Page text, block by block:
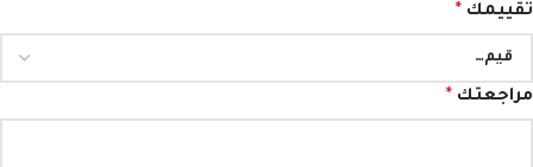
تقييمك *
مراجعتك *